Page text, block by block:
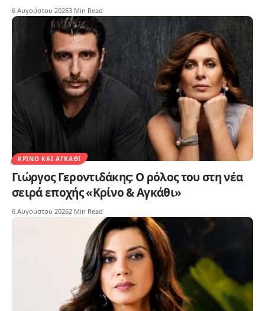
6 Αυγούστου 20263 Min Read
ΚΡΊΝΟ ΚΑΙ ΑΓΚΆΘΙ
Γιώργος Γεροντιδάκης: Ο ρόλος του στη νέα
σειρά εποχής «Κρίνο & Αγκάθι»
6 Αυγούστου 20262 Min Read